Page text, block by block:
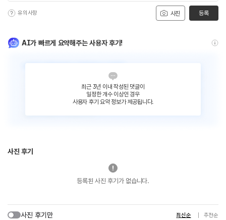
사진
유의사항 등록
AI가 빠르게 요약해주는 사용자 후기!
최근 3년 이내 작성된 댓글이
일정한 개수 이상인 경우
사용자 후기 요약 정보가 제공됩니다.
사진 후기
등록된 사진 후기가 없습니다.
사진 후기만 최신순 추천순